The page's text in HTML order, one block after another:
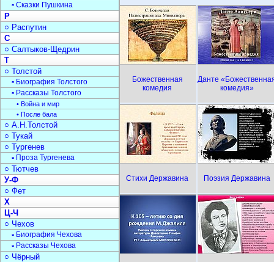
Божественная
комедия
Данте
комедия»
Стихи Державина Поэзия Державина
▫ Сказки Пушкина
Р
○ Распутин
С
○ Салтыков-Щедрин
Т
○ Толстой
▫ Биография Толстого
▫ Рассказы Толстого
• Война и мир
• После бала
○ А.Н.Толстой
○ Тукай
○ Тургенев
▫ Проза Тургенева
○ Тютчев
У-Ф
○ Фет
Х
Ц-Ч
○ Чехов
▫ Биография Чехова
▫ Рассказы Чехова
○ Чёрный